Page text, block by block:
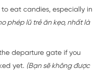
to eat candies, especially in
phép lũ trẻ ăn kẹo, nhất là
departure gate if you
yet. (Bạn sẽ không được